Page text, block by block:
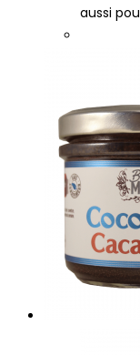
aussi